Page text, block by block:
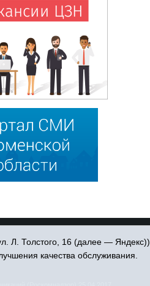
Л. Толстого, 16 (далее — Яндекс)).
качества обслуживания.